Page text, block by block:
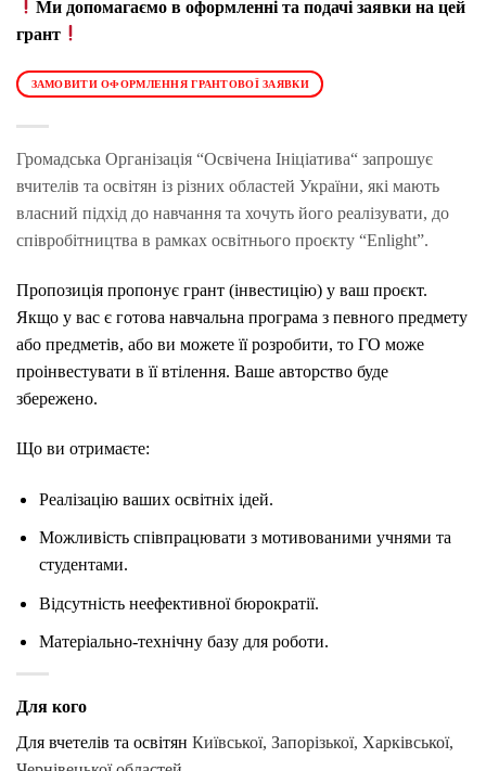
Ми допомагаємо в оформленні та подачі заявки на цей
грант
ЗАМОВИТИ ОФОРМЛЕННЯ ГРАНТОВОЇ ЗАЯВКИ
Громадська Організація “Освічена Ініціатива“ запрошує
вчителів та освітян із різних областей України, які мають
власний підхід до навчання та хочуть його реалізувати, до
співробітництва в рамках освітнього проєкту “Enlight”.
Пропозиція пропонує грант (інвестицію) у ваш проєкт.
Якщо у вас є готова навчальна програма з певного предмету
або предметів, або ви можете її розробити, то ГО може
проінвестувати в її втілення. Ваше авторство буде
збережено.
Що ви отримаєте:
Реалізацію ваших освітніх ідей.
Можливість співпрацювати з мотивованими учнями та
студентами.
Відсутність неефективної бюрократії.
Матеріально-технічну базу для роботи.
Для кого
Для вчетелів та освітян Київської, Запорізької, Харківської,